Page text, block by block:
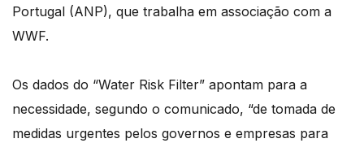
Portugal (ANP), que trabalha em associação com a
WWF.
Os dados do “Water Risk Filter” apontam para a
necessidade, segundo o comunicado, “de tomada de
medidas urgentes pelos governos e empresas para